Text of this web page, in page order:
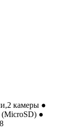
камеры ●
(MicroSD) ●